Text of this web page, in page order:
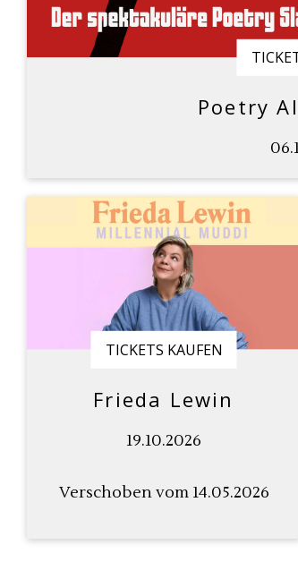
Poetry
TICKETS KAUFEN
Frieda Lewin
19.10.2026
Verschoben vom 14.05.2026